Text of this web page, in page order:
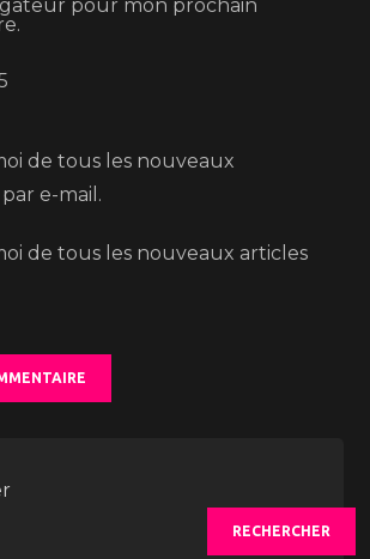
pour mon prochain
de tous les nouveaux
e-mail.
de tous les nouveaux articles
RECHERCHER